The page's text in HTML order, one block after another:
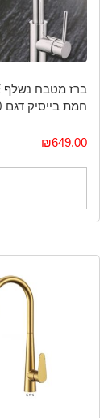
חמת בייסיק דגם 6830000
₪649.00